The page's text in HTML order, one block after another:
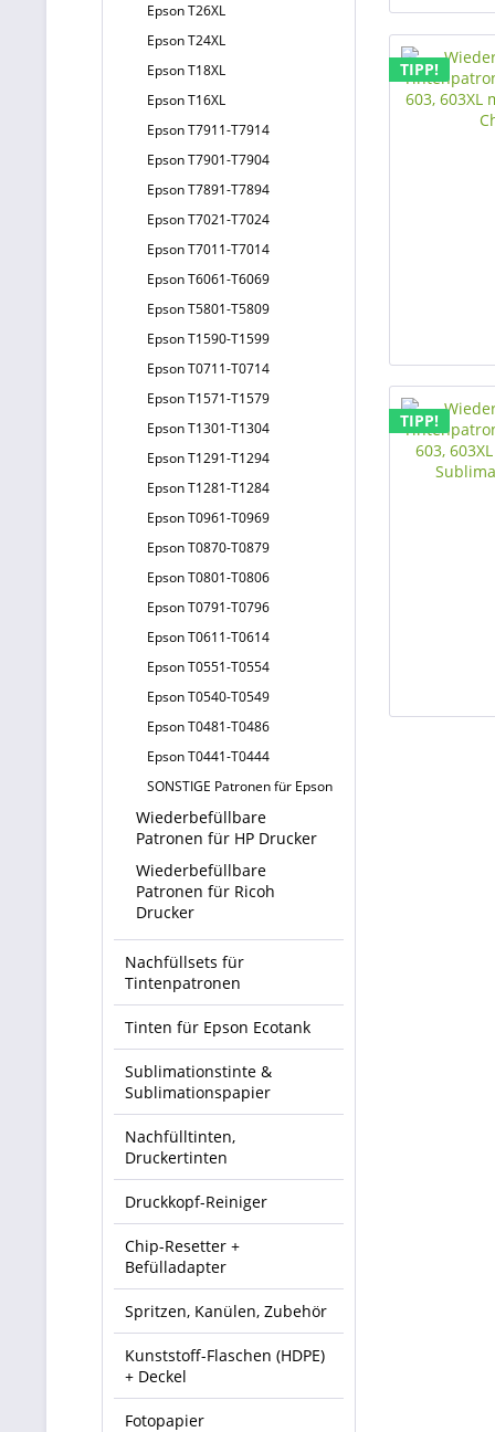
Epson T26XL
Epson T24XL
Epson T18XL
Epson T16XL
Epson T7911-T7914
Epson T7901-T7904
Epson T7891-T7894
Epson T7021-T7024
Epson T7011-T7014
Epson T6061-T6069
Epson T5801-T5809
Epson T1590-T1599
Epson T0711-T0714
Epson T1571-T1579
Epson T1301-T1304
Epson T1291-T1294
Epson T1281-T1284
Epson T0961-T0969
Epson T0870-T0879
Epson T0801-T0806
Epson T0791-T0796
Epson T0611-T0614
Epson T0551-T0554
Epson T0540-T0549
Epson T0481-T0486
Epson T0441-T0444
SONSTIGE Patronen für Epson
Wiederbefüllbare
Patronen für HP Drucker
Wiederbefüllbare
Patronen für Ricoh
Drucker
Nachfüllsets für
Tintenpatronen
Tinten für Epson Ecotank
Sublimationstinte &
Sublimationspapier
Nachfülltinten,
Druckertinten
Druckkopf-Reiniger
Chip-Resetter +
Befülladapter
Spritzen, Kanülen, Zubehör
Kunststoff-Flaschen (HDPE)
+ Deckel
Fotopapier
TIPP!
TIPP!